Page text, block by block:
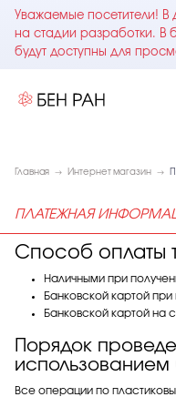
Уважаемые посетители! В
на стадии разработки. В
будут доступны для
Главная Интернет магазин
ПЛАТЕЖНАЯ
Способ оплаты
Наличными при
Банковской картой при
Банковской картой на
Порядок
использованием
Все операции по